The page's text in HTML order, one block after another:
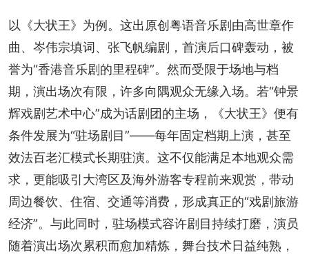
以《大状王》为例。这出原创粤语音乐剧由高世章作
曲、岑伟宗填词、张飞帆编剧，首演后口碑轰动，被
誉为“香港音乐剧的里程碑”。然而受限于场地与档
期，演出场次有限，许多向隅观众无缘入场。若“钟景
辉戏剧艺术中心”成为话剧团的主场，《大状王》便有
条件发展为“驻场剧目”——每年固定档期上演，甚至
效法百老汇模式长期驻演。这不仅能满足本地观众需
求，更能吸引大湾区及海外游客专程前来观赏，带动
周边餐饮、住宿、交通等消费，形成真正的“戏剧旅游
经济”。与此同时，驻场模式容许剧目持续打磨，演员
随着演出场次累积而愈加精炼，舞台技术日益纯熟，